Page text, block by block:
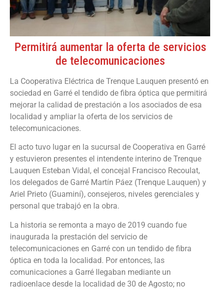
Permitirá aumentar la oferta de servicios
de telecomunicaciones
La Cooperativa Eléctrica de Trenque Lauquen presentó en
sociedad en Garré el tendido de fibra óptica que permitirá
mejorar la calidad de prestación a los asociados de esa
localidad y ampliar la oferta de los servicios de
telecomunicaciones.
El acto tuvo lugar en la sucursal de Cooperativa en Garré
y estuvieron presentes el intendente interino de Trenque
Lauquen Esteban Vidal, el concejal Francisco Recoulat,
los delegados de Garré Martín Páez (Trenque Lauquen) y
Ariel Prieto (Guaminí), consejeros, niveles gerenciales y
personal que trabajó en la obra.
La historia se remonta a mayo de 2019 cuando fue
inaugurada la prestación del servicio de
telecomunicaciones en Garré con un tendido de fibra
óptica en toda la localidad. Por entonces, las
comunicaciones a Garré llegaban mediante un
radioenlace desde la localidad de 30 de Agosto; no